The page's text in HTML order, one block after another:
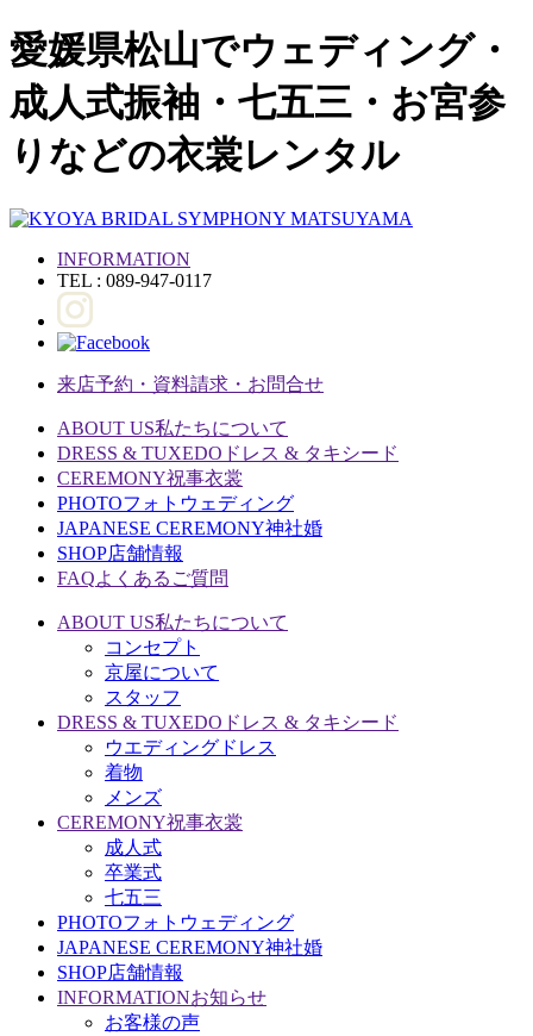
愛媛県松山でウェディング・
成人式振袖・七五三・お宮参
りなどの衣裳レンタル
INFORMATION
TEL : 089-947-0117
来店予約・資料請求・お問合せ
ABOUT US私たちについて
DRESS & TUXEDO ドレス & タキシード
CEREMONY祝事衣裳
PHOTOフォトウェディング
JAPANESE CEREMONY神社婚
SHOP店舗情報
FAQよくあるご質問
ABOUT US私たちについて
コンセプト
京屋について
スタッフ
DRESS & TUXEDO ドレス & タキシード
ウエディングドレス
着物
メンズ
CEREMONY祝事衣裳
成人式
卒業式
七五三
PHOTOフォトウェディング
JAPANESE CEREMONY神社婚
SHOP店舗情報
INFORMATIONお知らせ
お客様の声